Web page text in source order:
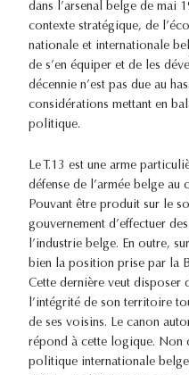
dans l’arsenal belge de mai
contexte stratégique, de
nationale et internationale
de s’en équiper et de les
décennie n’est pas due au
considérations mettant en
politique.
Le T.13 est une arme
défense de l’armée belge au
Pouvant être produit sur le
gouvernement d’effectuer
l’industrie belge. En outre,
bien la position prise par la
Cette dernière veut disposer
l’intégrité de son territoire
de ses voisins. Le canon
répond à cette logique. Non
politique internationale